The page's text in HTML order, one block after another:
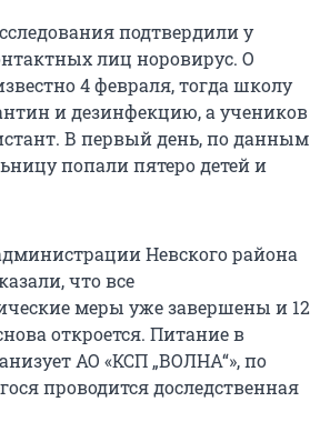
подтвердили у
лиц норовирус. О
4 февраля, тогда школу
и дезинфекцию, а учеников
В первый день, по данным
попали пятеро детей и
Невского района
что все
меры уже завершены и 12
откроется. Питание в
АО «КСП „ВОЛНА“», по
проводится доследственная